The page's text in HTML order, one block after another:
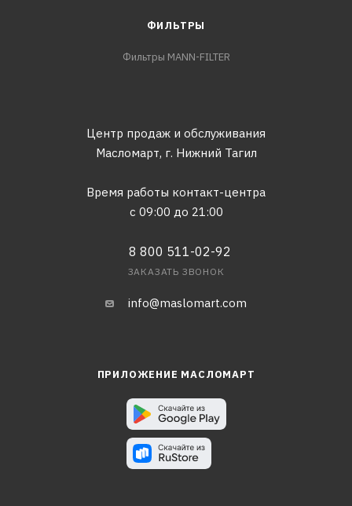
ФИЛЬТРЫ
Фильтры MANN-FILTER
Центр продаж и обслуживания
Масломарт, г. Нижний Тагил
Время работы контакт-центра
с 09:00 до 21:00
8 800 511-02-92
ЗАКАЗАТЬ ЗВОНОК
info@maslomart.com
ПРИЛОЖЕНИЕ МАСЛОМАРТ